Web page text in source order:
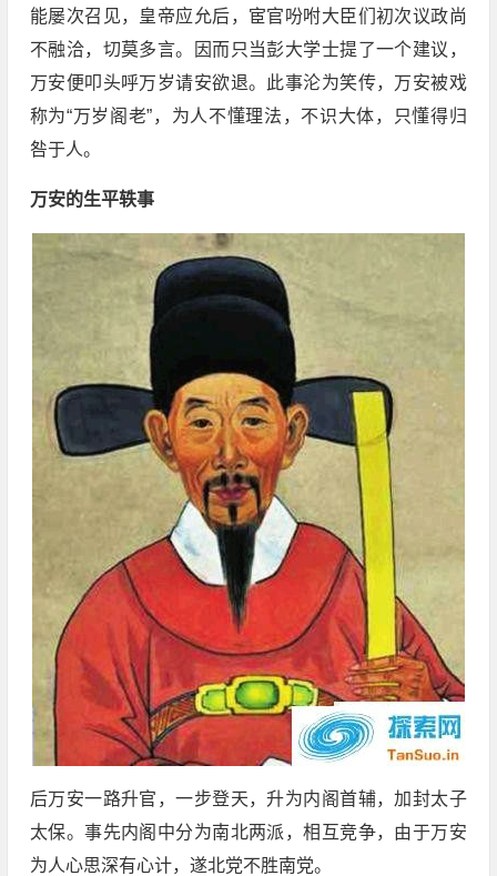
能屡次召见，皇帝应允后，宦官吩咐大臣们初次议政尚
不融洽，切莫多言。因而只当彭大学士提了一个建议，
万安便叩头呼万岁请安欲退。此事沦为笑传，万安被戏
称为“万岁阁老”，为人不懂理法，不识大体，只懂得归
咎于人。
万安的生平轶事
后万安一路升官，一步登天，升为内阁首辅，加封太子
太保。事先内阁中分为南北两派，相互竞争，由于万安
为人心思深有心计，遂北党不胜南党。